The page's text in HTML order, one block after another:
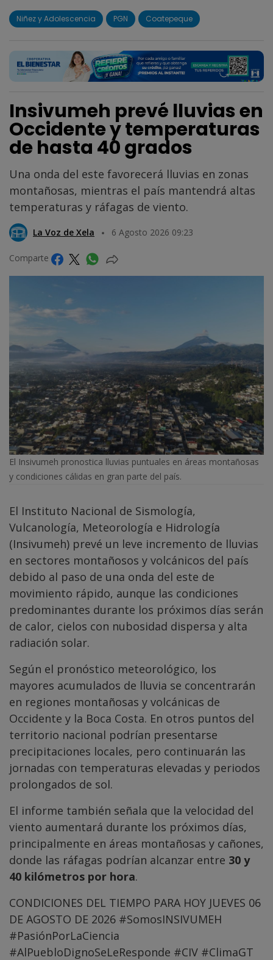
Niñez y Adolescencia PGN Coatepeque
Insivumeh prevé lluvias en
Occidente y temperaturas
de hasta 40 grados
Una onda del este favorecerá lluvias en zonas
montañosas, mientras el país mantendrá altas
temperaturas y ráfagas de viento.
La Voz de Xela 6 Agosto 2026 09:23
Comparte
El Insivumeh pronostica lluvias puntuales en áreas montañosas
y condiciones cálidas en gran parte del país.
El Instituto Nacional de Sismología,
Vulcanología, Meteorología e Hidrología
(Insivumeh) prevé un leve incremento de lluvias
en sectores montañosos y volcánicos del país
debido al paso de una onda del este de
movimiento rápido, aunque las condiciones
predominantes durante los próximos días serán
de calor, cielos con nubosidad dispersa y alta
radiación solar.
Según el pronóstico meteorológico, los
mayores acumulados de lluvia se concentrarán
en regiones montañosas y volcánicas de
Occidente y la Boca Costa. En otros puntos del
territorio nacional podrían presentarse
precipitaciones locales, pero continuarán las
jornadas con temperaturas elevadas y periodos
prolongados de sol.
El informe también señala que la velocidad del
viento aumentará durante los próximos días,
principalmente en áreas montañosas y cañones,
donde las ráfagas podrían alcanzar entre 30 y
40 kilómetros por hora.
CONDICIONES DEL TIEMPO PARA HOY JUEVES 06
DE AGOSTO DE 2026 #SomosINSIVUMEH
#PasiónPorLaCiencia
#AlPuebloDignoSeLeResponde #CIV #ClimaGT